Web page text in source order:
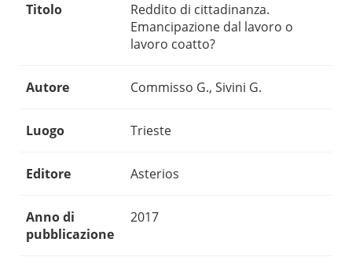
Titolo
Reddito di cittadinanza.
Emancipazione dal lavoro o
lavoro coatto?
Autore Commisso G., Sivini G.
Luogo Trieste
Editore Asterios
Anno di
pubblicazione
2017